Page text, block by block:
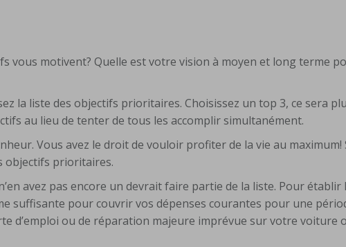
vous motivent? Quelle est votre vision à moyen et long terme
la liste des objectifs prioritaires. Choisissez un top 3, ce sera
au lieu de tenter de tous les accomplir simultanément.
Vous avez le droit de vouloir profiter de la vie au maximum!
objectifs prioritaires.
avez pas encore un devrait faire partie de la liste. Pour établir
suffisante pour couvrir vos dépenses courantes pour une
d’emploi ou de réparation majeure imprévue sur votre voiture